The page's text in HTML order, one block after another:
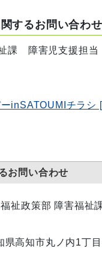
するお問い合わ
障害児支援担当
inSATOUMIチラシ
お問い合わせ
祉政策部 障害福祉
県高知市丸ノ内1丁